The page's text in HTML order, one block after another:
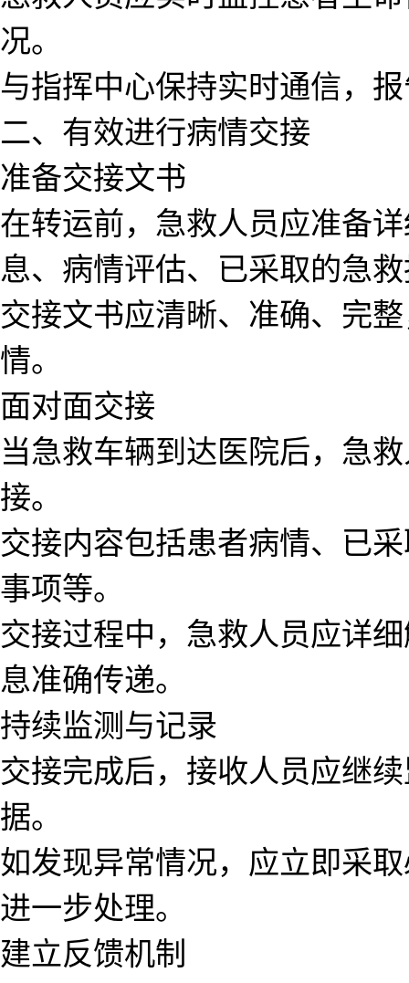
况。
与指挥中心保持实时通信，
二、有效进行病情交接
准备交接文书
在转运前，急救人员应准备
息、病情评估、已采取的急
交接文书应清晰、准确、完
情。
面对面交接
当急救车辆到达医院后，急
接。
交接内容包括患者病情、已
事项等。
交接过程中，急救人员应详
息准确传递。
持续监测与记录
交接完成后，接收人员应继
据。
如发现异常情况，应立即采
进一步处理。
建立反馈机制